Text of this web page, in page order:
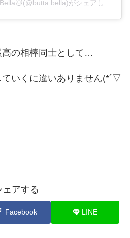
の相棒同士として…
いくに違いありません(*´▽
ェアする
Facebook LINE